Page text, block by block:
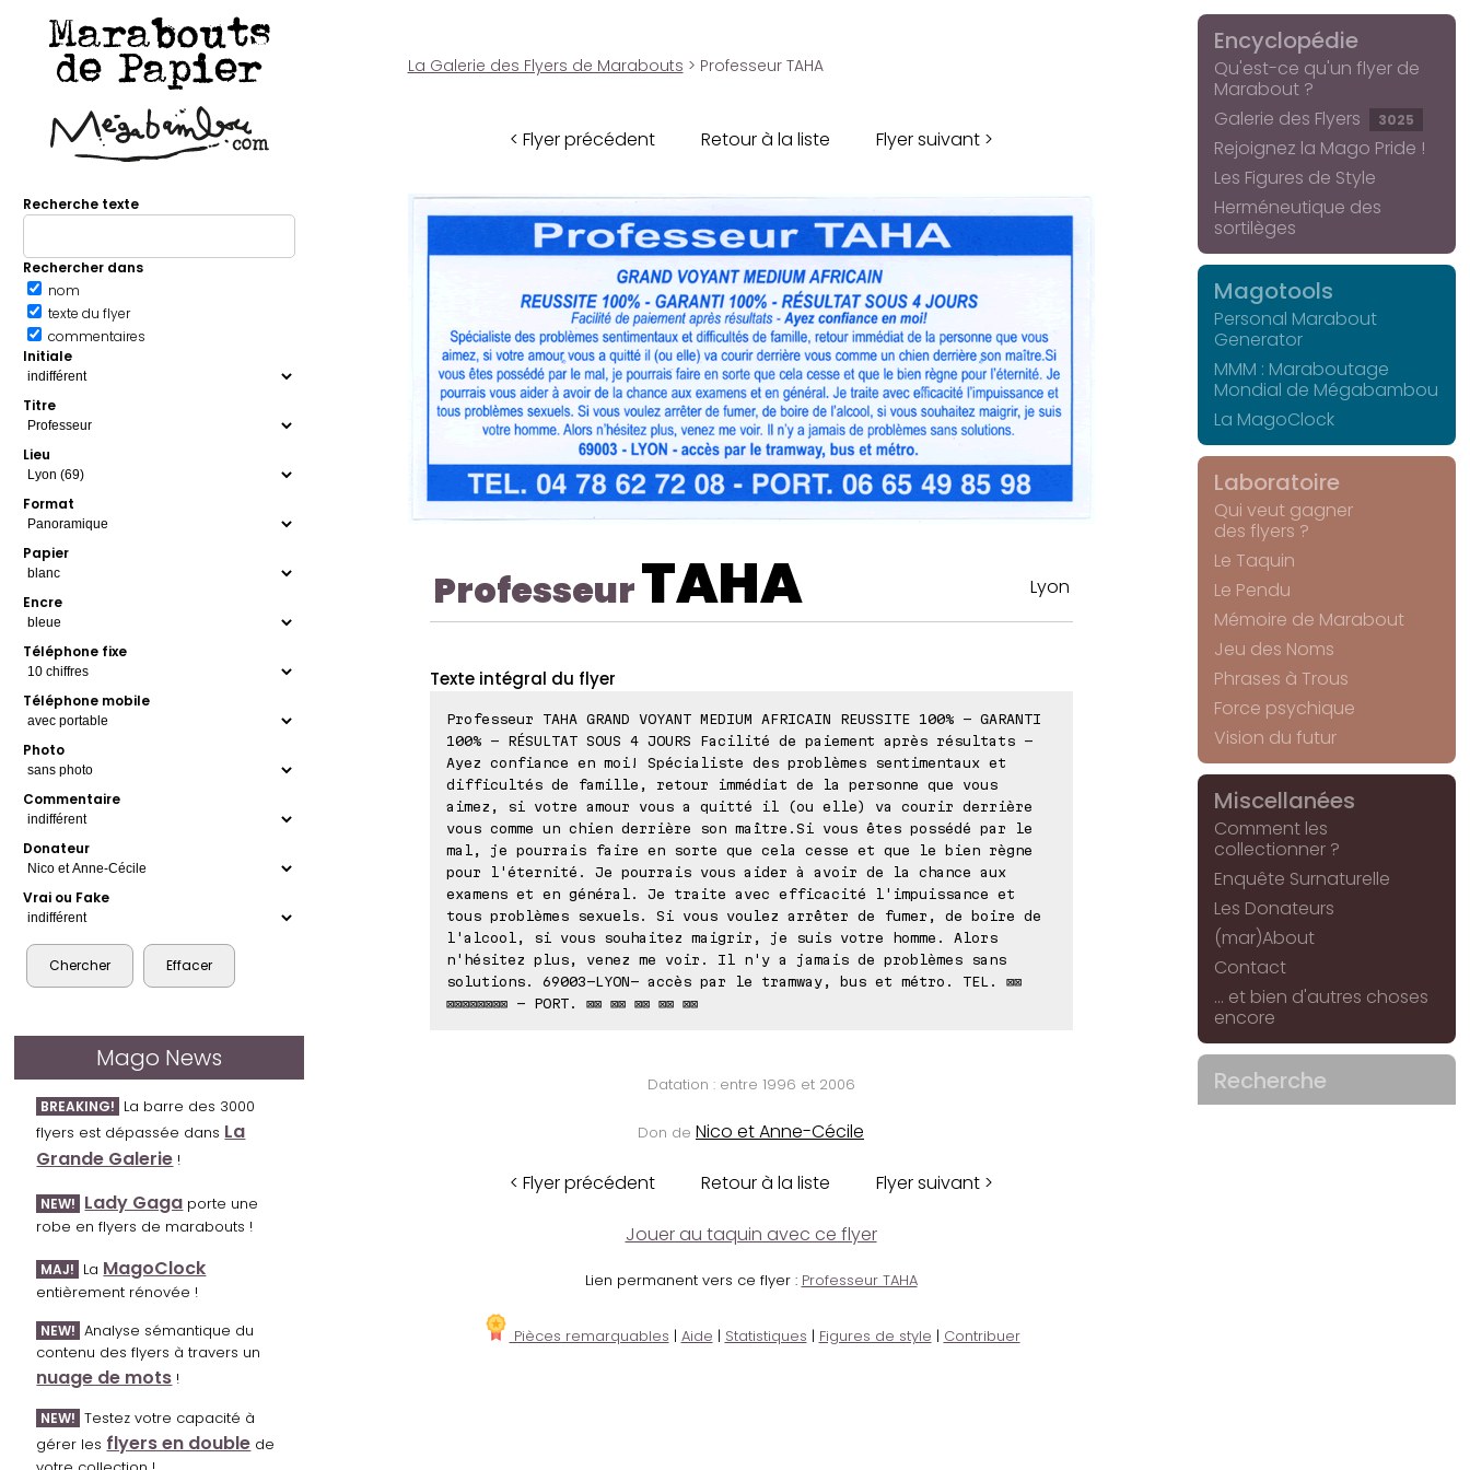
Marabouts
de Papier
Recherche texte
Rechercher dans
nom
texte du flyer
commentaires
Initiale
Titre
Lieu
Format
Papier
Encre
Téléphone fixe
Téléphone mobile
Photo
Commentaire
Donateur
Vrai ou Fake
Mago News
BREAKING! La barre des 3000
flyers est dépassée dans La
Grande Galerie !
NEW! Lady Gaga porte une
robe en flyers de marabouts !
MAJ! La MagoClock
entièrement rénovée !
NEW! Analyse sémantique du
contenu des flyers à travers un
nuage de mots !
NEW! Testez votre capacité à
gérer les flyers en double de
La Galerie des Flyers de Marabouts > Professeur TAHA
< Flyer précédent Retour à la liste Flyer suivant >
ProfesseurTAHA Lyon
Texte intégral du flyer
Professeur TAHA GRAND VOYANT MEDIUM AFRICAIN REUSSITE 100% - GARANTI
100% - RÉSULTAT SOUS 4 JOURS Facilité de paiement après résultats -
Ayez confiance en moi! Spécialiste des problèmes sentimentaux et
difficultés de famille, retour immédiat de la personne que vous
aimez, si votre amour vous a quitté il (ou elle) va courir derrière
vous comme un chien derrière son maître.Si vous êtes possédé par le
mal, je pourrais faire en sorte que cela cesse et que le bien règne
pour l'éternité. Je pourrais vous aider à avoir de la chance aux
examens et en général. Je traite avec efficacité l'impuissance et
tous problèmes sexuels. Si vous voulez arrêter de fumer, de boire de
l'alcool, si vous souhaitez maigrir, je suis votre homme. Alors
n'hésitez plus, venez me voir. Il n'y a jamais de problèmes sans
solutions. 69003-LYON- accès par le tramway, bus et métro. TEL. ⊠⊠
⊠⊠⊠⊠⊠⊠⊠⊠ - PORT. ⊠⊠ ⊠⊠ ⊠⊠ ⊠⊠ ⊠⊠
Datation : entre 1996 et 2006
Don de Nico et Anne-Cécile
< Flyer précédent Retour à la liste Flyer suivant >
Jouer au taquin avec ce flyer
Lien permanent vers ce flyer : Professeur TAHA
Pièces remarquables | Aide | Statistiques | Figures de style | Contribuer
Encyclopédie
Qu'est-ce qu'un flyer de
Marabout ?
Galerie des Flyers
3025
Rejoignez la Mago Pride !
Les Figures de Style
Herméneutique des
sortilèges
Magotools
Personal Marabout
Generator
MMM : Maraboutage
Mondial de Mégabambou
La MagoClock
Laboratoire
Qui veut gagner
des flyers ?
Le Taquin
Le Pendu
Mémoire de Marabout
Jeu des Noms
Phrases à Trous
Force psychique
Vision du futur
Miscellanées
Comment les
collectionner ?
Enquête Surnaturelle
Les Donateurs
(mar)About
Contact
... et bien d'autres choses
encore
Recherche